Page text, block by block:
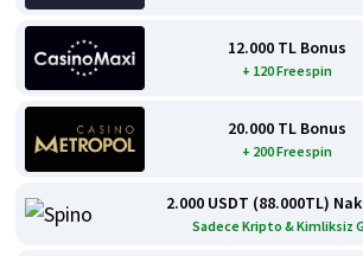
12.000 TL Bonus
+ 120 Freespin
20.000 TL Bonus
+ 200 Freespin
2.000 USDT (88.000TL)
Sadece Kripto & Kimliksiz